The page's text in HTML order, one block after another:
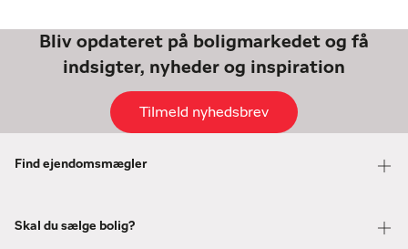
Bliv opdateret på boligmarkedet og få
indsigter, nyheder og inspiration
Tilmeld nyhedsbrev
Find ejendomsmægler
Skal du sælge bolig?